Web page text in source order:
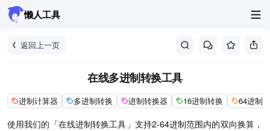
懒人工具
返回上一页
在线多进制转换工具
进制计算器 多进制转换 进制转换器 16进制转换 64进制
使用我们的「在线进制转换工具」支持2-64进制范围内的双向换算，